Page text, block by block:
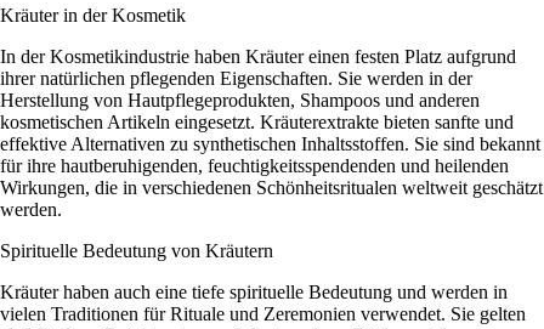
Kräuter in der Kosmetik
In der Kosmetikindustrie haben Kräuter einen festen Platz aufgrund
ihrer natürlichen pflegenden Eigenschaften. Sie werden in der
Herstellung von Hautpflegeprodukten, Shampoos und anderen
kosmetischen Artikeln eingesetzt. Kräuterextrakte bieten sanfte und
effektive Alternativen zu synthetischen Inhaltsstoffen. Sie sind bekannt
für ihre hautberuhigenden, feuchtigkeitsspendenden und heilenden
Wirkungen, die in verschiedenen Schönheitsritualen weltweit geschätzt
werden.
Spirituelle Bedeutung von Kräutern
Kräuter haben auch eine tiefe spirituelle Bedeutung und werden in
vielen Traditionen für Rituale und Zeremonien verwendet. Sie gelten